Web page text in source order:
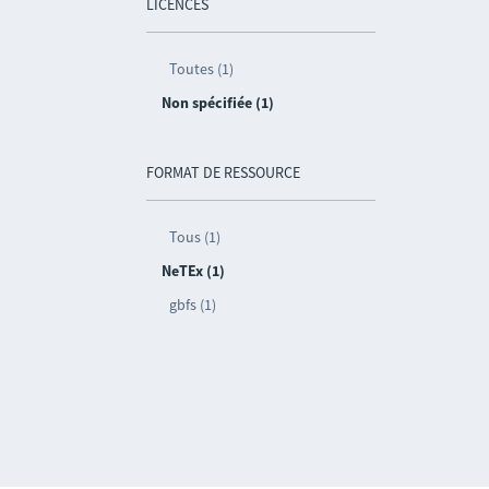
LICENCES
Toutes (1)
Non spécifiée (1)
FORMAT DE RESSOURCE
Tous (1)
NeTEx (1)
gbfs (1)